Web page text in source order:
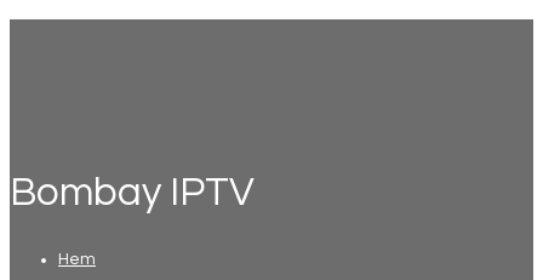
Bombay IPTV
Hem